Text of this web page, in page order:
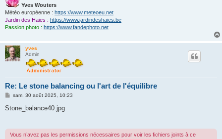
Yves Wouters
Météo européenne : https://www.meteoeu.net
Jardin des Haies : https://www.jardindeshaies.be
Passion photo : https://www.fandephoto.net
yves
Admin
Re: Le stone balancing ou l'art de l'équilibre
M
s
e
sam. 30 août 2025, 10:23
Stone_balance40.jpg
Vous n’avez pas les permissions nécessaires pour voir les fichiers joints à ce